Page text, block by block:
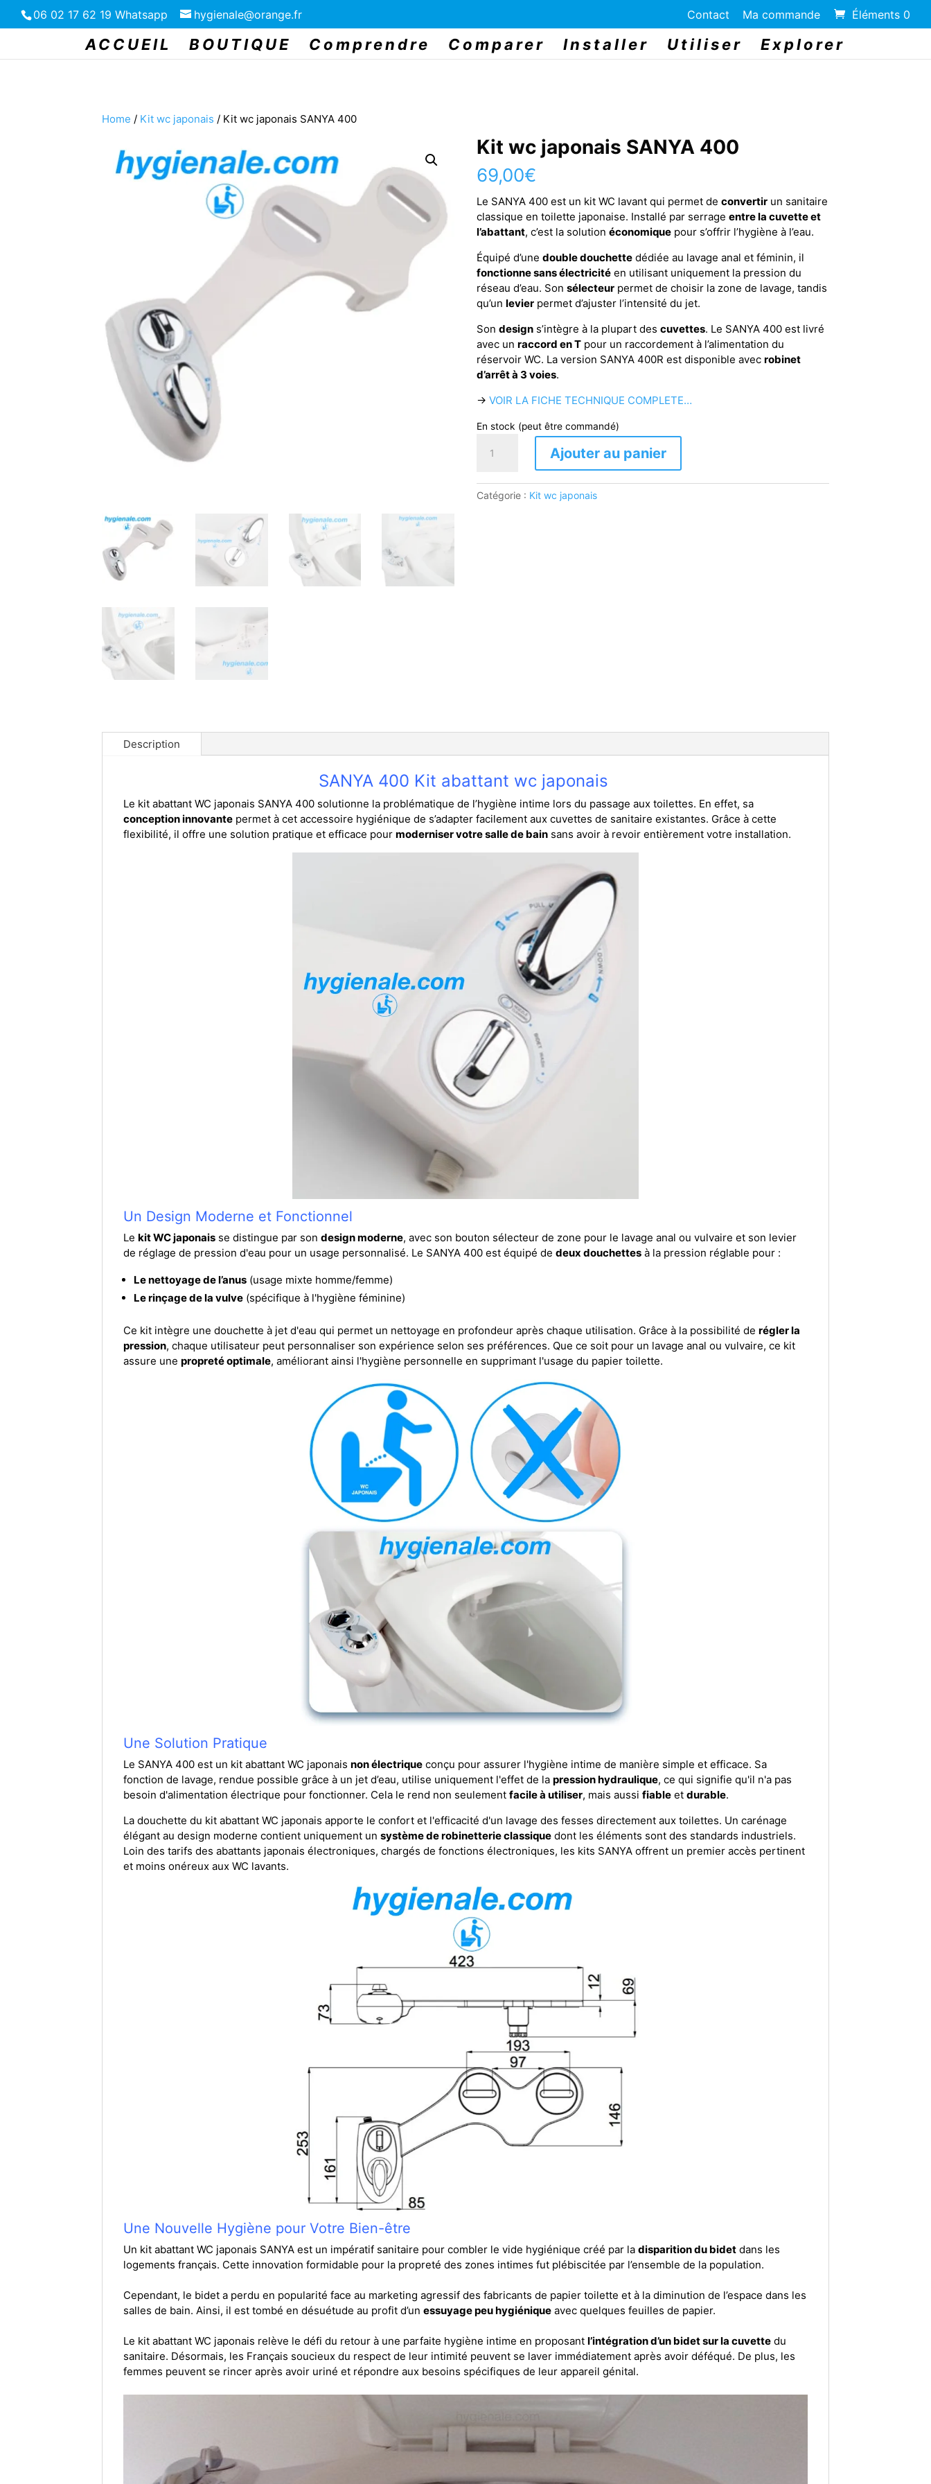
06 02 17 62 19 Whatsapp hygienale@orange.fr Contact Ma commande Éléments 0
ACCUEIL BOUTIQUE Comprendre Comparer Installer Utiliser Explorer
Home / Kit wc japonais / Kit wc japonais SANYA 400
Kit wc japonais SANYA 400
69,00€
Le SANYA 400 est un kit WC lavant qui permet de convertirun sanitaire
classique en toilette japonaise. Installé par serrage entre la cuvette et
l’abattant, c’est la solution économiquepour s’offrir l’hygiène à l’eau.
Équipé d’une double douchettedédiée au lavage anal et féminin, il
fonctionne sans électricitéen utilisant uniquement la pression du
réseau d’eau. Son sélecteurpermet de choisir la zone de lavage, tandis
qu’un levierpermet d’ajuster l’intensité du jet.
Son designs’intègre à la plupart des cuvettes. Le SANYA 400 est livré
avec un raccord en Tpour un raccordement à l’alimentation du
réservoir WC. La version SANYA 400R est disponible avec robinet
d’arrêt à 3 voies.
→ VOIR LA FICHE TECHNIQUE COMPLETE…
En stock (peut être commandé)
wc
japonais
Ajouter au panier
Catégorie : Kit wc japonais
Description
SANYA 400 Kit abattant wc japonais
Le kit abattant WC japonais SANYA 400 solutionne la problématique de l’hygiène intime lors du passage aux toilettes. En effet, sa
conception innovante permet à cet accessoire hygiénique de s’adapter facilement aux cuvettes de sanitaire existantes. Grâce à cette
flexibilité, il offre une solution pratique et efficace pour moderniser votre salle de bain sans avoir à revoir entièrement votre installation.
Un Design Moderne et Fonctionnel
Le kit WC japonais se distingue par son design moderne, avec son bouton sélecteur de zone pour le lavage anal ou vulvaire et son levier
de réglage de pression d'eau pour un usage personnalisé. Le SANYA 400 est équipé de deux douchettes à la pression réglable pour :
Le nettoyage de l’anus (usage mixte homme/femme)
Le rinçage de la vulve (spécifique à l'hygiène féminine)
Ce kit intègre une douchette à jet d'eau qui permet un nettoyage en profondeur après chaque utilisation. Grâce à la possibilité de régler la
pression, chaque utilisateur peut personnaliser son expérience selon ses préférences. Que ce soit pour un lavage anal ou vulvaire, ce kit
assure une propreté optimale, améliorant ainsi l'hygiène personnelle en supprimant l'usage du papier toilette.
Une Solution Pratique
Le SANYA 400 est un kit abattant WC japonais non électrique conçu pour assurer l'hygiène intime de manière simple et efficace. Sa
fonction de lavage, rendue possible grâce à un jet d’eau, utilise uniquement l'effet de la pression hydraulique, ce qui signifie qu'il n'a pas
besoin d'alimentation électrique pour fonctionner. Cela le rend non seulement facile à utiliser, mais aussi fiable et durable.
La douchette du kit abattant WC japonais apporte le confort et l'efficacité d'un lavage des fesses directement aux toilettes. Un carénage
élégant au design moderne contient uniquement un système de robinetterie classique dont les éléments sont des standards industriels.
Loin des tarifs des abattants japonais électroniques, chargés de fonctions électroniques, les kits SANYA offrent un premier accès pertinent
et moins onéreux aux WC lavants.
Une Nouvelle Hygiène pour Votre Bien-être
Un kit abattant WC japonais SANYA est un impératif sanitaire pour combler le vide hygiénique créé par la disparition du bidet dans les
logements français. Cette innovation formidable pour la propreté des zones intimes fut plébiscitée par l’ensemble de la population.
Cependant, le bidet a perdu en popularité face au marketing agressif des fabricants de papier toilette et à la diminution de l’espace dans les
salles de bain. Ainsi, il est tombé en désuétude au profit d’un essuyage peu hygiénique avec quelques feuilles de papier.
Le kit abattant WC japonais relève le défi du retour à une parfaite hygiène intime en proposant l’intégration d’un bidet sur la cuvette du
sanitaire. Désormais, les Français soucieux du respect de leur intimité peuvent se laver immédiatement après avoir déféqué. De plus, les
femmes peuvent se rincer après avoir uriné et répondre aux besoins spécifiques de leur appareil génital.